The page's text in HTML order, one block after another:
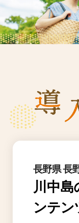
長野県 長
川中
ンテン